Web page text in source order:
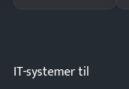
IT-systemer til